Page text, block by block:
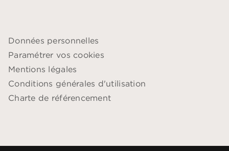
Données personnelles
Paramétrer vos cookies
Mentions légales
Conditions générales d'utilisation
Charte de référencement